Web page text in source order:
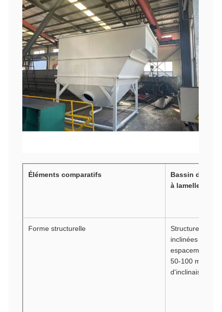
Éléments comparatifs
Bassin de
à lamelles
Forme structurelle
Structure de
inclinées
espacement
50-100 mm,
d'inclinaison